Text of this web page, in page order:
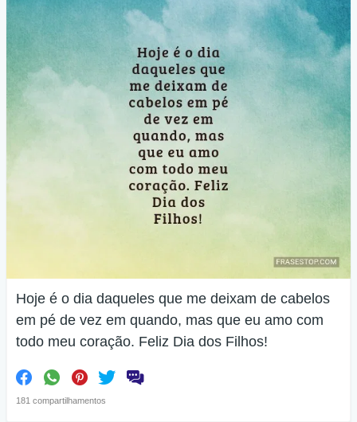
Hoje é o dia daqueles que me deixam de cabelos
em pé de vez em quando, mas que eu amo com
todo meu coração. Feliz Dia dos Filhos!
181 compartilhamentos